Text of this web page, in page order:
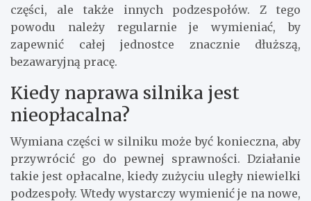
części, ale także innych podzespołów. Z tego
powodu należy regularnie je wymieniać, by
zapewnić całej jednostce znacznie dłuższą,
bezawaryjną pracę.
Kiedy naprawa silnika jest
nieopłacalna?
Wymiana części w silniku może być konieczna, aby
przywrócić go do pewnej sprawności. Działanie
takie jest opłacalne, kiedy zużyciu uległy niewielki
podzespoły. Wtedy wystarczy wymienić je na nowe,